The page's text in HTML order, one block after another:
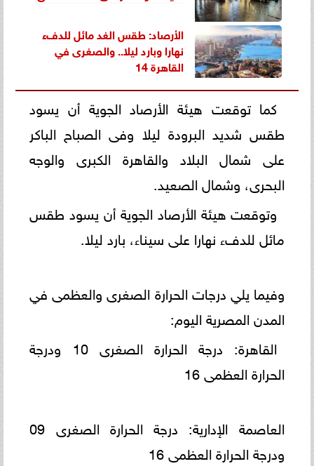
الأرصاد: طقس الغد مائل للدفء
نهارا وبارد ليلا.. والصغرى في
القاهرة 14
كما توقعت هيئة الأرصاد الجوية أن يسود
طقس شديد البرودة ليلا وفى الصباح الباكر
على شمال البلاد والقاهرة الكبرى والوجه
البحرى، وشمال الصعيد.
وتوقعت هيئة الأرصاد الجوية أن يسود طقس
مائل للدفء نهارا على سيناء، بارد ليلا.
وفيما يلي درجات الحرارة الصغرى والعظمى في
المدن المصرية اليوم:
القاهرة: درجة الحرارة الصغرى 10 ودرجة
الحرارة العظمى 16
العاصمة الإدارية: درجة الحرارة الصغرى 09
ودرجة الحرارة العظمى 16